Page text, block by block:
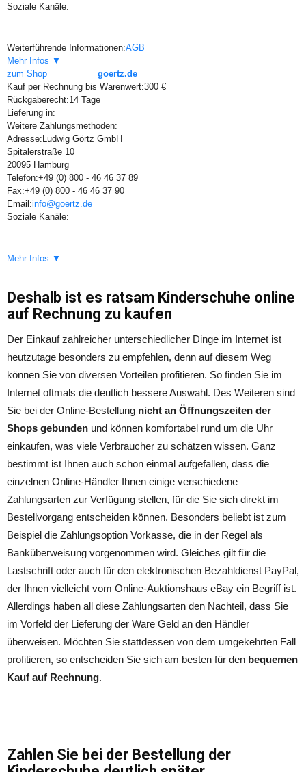
Soziale Kanäle:
Weiterführende Informationen:AGB
Mehr Infos ▼
zum Shop
goertz.de
Kauf per Rechnung bis Warenwert:300 €
Rückgaberecht:14 Tage
Lieferung in:
Weitere Zahlungsmethoden:
Adresse: Ludwig Görtz GmbH
Spitalerstraße 10
20095 Hamburg
Telefon:+49 (0) 800 - 46 46 37 89
Fax:+49 (0) 800 - 46 46 37 90
Email:info@goertz.de
Soziale Kanäle:
Mehr Infos ▼
Deshalb ist es ratsam Kinderschuhe online
auf Rechnung zu kaufen
Der Einkauf zahlreicher unterschiedlicher Dinge im Internet ist
heutzutage besonders zu empfehlen, denn auf diesem Weg
können Sie von diversen Vorteilen profitieren. So finden Sie im
Internet oftmals die deutlich bessere Auswahl. Des Weiteren sind
Sie bei der Online-Bestellung nicht an Öffnungszeiten der
Shops gebunden und können komfortabel rund um die Uhr
einkaufen, was viele Verbraucher zu schätzen wissen. Ganz
bestimmt ist Ihnen auch schon einmal aufgefallen, dass die
einzelnen Online-Händler Ihnen einige verschiedene
Zahlungsarten zur Verfügung stellen, für die Sie sich direkt im
Bestellvorgang entscheiden können. Besonders beliebt ist zum
Beispiel die Zahlungsoption Vorkasse, die in der Regel als
Banküberweisung vorgenommen wird. Gleiches gilt für die
Lastschrift oder auch für den elektronischen Bezahldienst PayPal,
der Ihnen vielleicht vom Online-Auktionshaus eBay ein Begriff ist.
Allerdings haben all diese Zahlungsarten den Nachteil, dass Sie
im Vorfeld der Lieferung der Ware Geld an den Händler
überweisen. Möchten Sie stattdessen von dem umgekehrten Fall
profitieren, so entscheiden Sie sich am besten für den bequemen
Kauf auf Rechnung.
Zahlen Sie bei der Bestellung der